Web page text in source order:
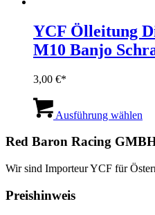
YCF Ölleitung
M10 Banjo
3,00 €
Ausführung wählen
Red Baron Racing
Wir sind Importeur YCF für
Preishinweis